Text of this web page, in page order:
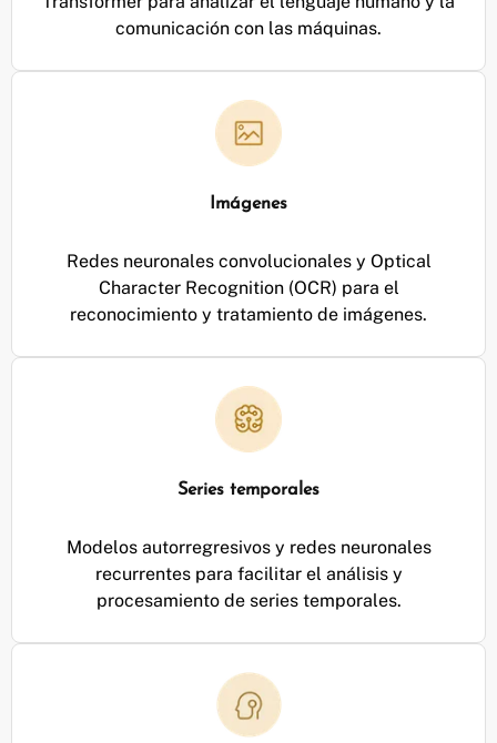
comunicación con las máquinas.
Imágenes
Redes neuronales convolucionales y Optical
Character Recognition (OCR) para el
reconocimiento y tratamiento de imágenes.
Series temporales
Modelos autorregresivos y redes neuronales
recurrentes para facilitar el análisis y
procesamiento de series temporales.